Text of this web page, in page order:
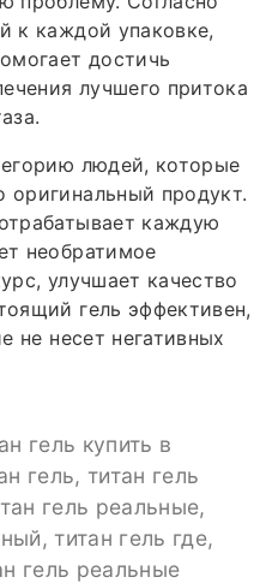
к каждой упаковке,
достичь
лучшего притока
людей, которые
оригинальный продукт.
каждую
необратимое
улучшает качество
гель эффективен,
не несет негативных
гель купить в
гель, титан гель
гель реальные,
титан гель где,
гель реальные